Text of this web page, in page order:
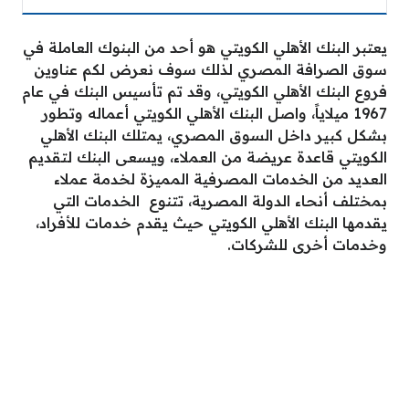
يعتبر البنك الأهلي الكويتي هو أحد من البنوك العاملة في
سوق الصرافة المصري لذلك سوف نعرض لكم عناوين
فروع البنك الأهلي الكويتي، وقد تم تأسيس البنك في عام
1967 ميلاياً، واصل البنك الأهلي الكويتي أعماله وتطور
بشكل كبير داخل السوق المصري، يمتلك البنك الأهلي
الكويتي قاعدة عريضة من العملاء، ويسعى البنك لتقديم
العديد من الخدمات المصرفية المميزة لخدمة عملاء
بمختلف أنحاء الدولة المصرية، تتنوع الخدمات التي
يقدمها البنك الأهلي الكويتي حيث يقدم خدمات للأفراد،
وخدمات أخرى للشركات.